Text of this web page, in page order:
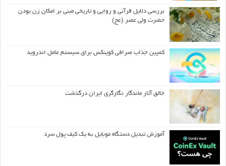
بررسی دلایل قرآنی و روایی و تاریخی مبنی بر امکان زن بودن
حضرت ولی عصر (عج)
کمپین جذاب صرافی کوینکس برای سیستم عامل اندروید
خالق آثار ماندگار نگارگری ایران درگذشت
آموزش تبدیل دستگاه موبایل به یک کیف‌ پول سرد